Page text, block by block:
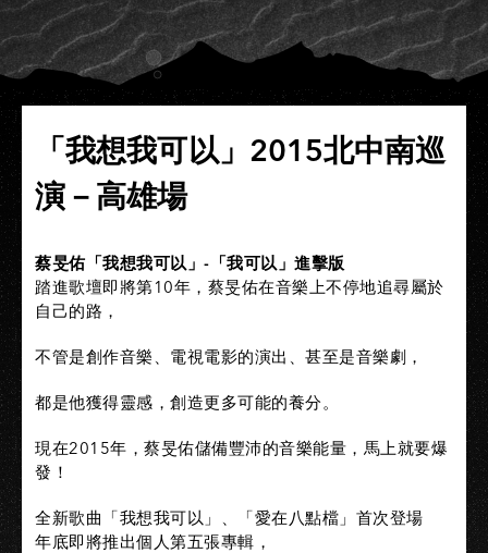
「我想我可以」2015北中南巡
演－高雄場
蔡旻佑「我想我可以」-「我可以」進擊版
踏進歌壇即將第10年，蔡旻佑在音樂上不停地追尋屬於
自己的路，
不管是創作音樂、電視電影的演出、甚至是音樂劇，
都是他獲得靈感，創造更多可能的養分。
現在2015年，蔡旻佑儲備豐沛的音樂能量，馬上就要爆
發！
全新歌曲「我想我可以」、「愛在八點檔」首次登場
年底即將推出個人第五張專輯，